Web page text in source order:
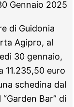
Gennaio 2025
di Guidonia
Agipro, al
30 gennaio,
11.235,50 euro
schedina dal
Bar” di